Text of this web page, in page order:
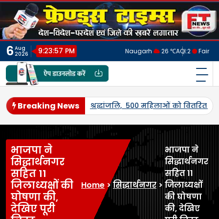
Skip
content
6 Aug
2026
9:24:01 PM Naugarh 26 ℃AQI:2 Fair
फ्रेंड्स टाइम्स
Breaking News
यात्रा’ अभियान के जरिए पूरे क्षेत्र को राष्टप्रेम की रंग में रंगने
भाजपा ने
सिद्धार्थनगर
सहित 11
जिलाध्यक्षों की
घोषणा की,
देखिए पूरी
Home >सिद्धार्थनगर >
भाजपा ने
सिद्धार्थनगर
सहित 11
जिलाध्यक्षों
की घोषणा
की, देखिए